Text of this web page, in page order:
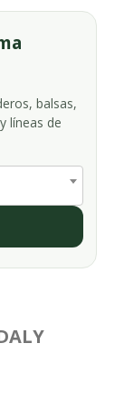
balsas,
líneas de